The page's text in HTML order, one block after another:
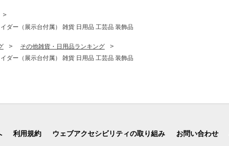
ダー（展示台付属） 雑貨 日用品 工芸品 装飾品
その他雑貨・日用品ランキング
ダー（展示台付属） 雑貨 日用品 工芸品 装飾品
利用規約 ウェブアクセシビリティの取り組み お問い合わせ